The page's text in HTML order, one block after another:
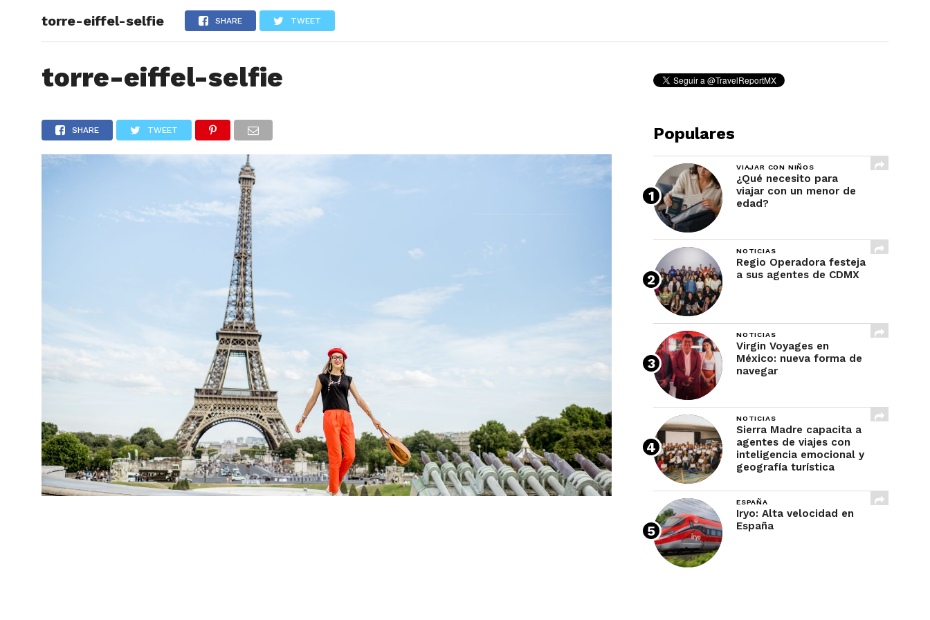
ARTÍCULOS
torre-eiffel-selfie SHARE TWEET
torre-eiffel-selfie
SHARE TWEET Populares
VIAJAR CON NIÑOS
¿Qué necesito para
viajar con un menor de
edad?
NOTICIAS
Regio Operadora festeja
a sus agentes de CDMX
NOTICIAS
Virgin Voyages en
México: nueva forma de
navegar
NOTICIAS
Sierra Madre capacita a
agentes de viajes con
inteligencia emocional y
geografía turística
ESPAÑA
Iryo: Alta velocidad en
España